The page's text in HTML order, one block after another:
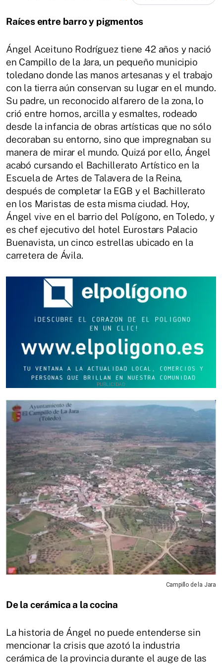
Raíces entre barro y pigmentos
Ángel Aceituno Rodríguez tiene 42 años y nació
en Campillo de la Jara, un pequeño municipio
toledano donde las manos artesanas y el trabajo
con la tierra aún conservan su lugar en el mundo.
Su padre, un reconocido alfarero de la zona, lo
crió entre hornos, arcilla y esmaltes, rodeado
desde la infancia de obras artísticas que no sólo
decoraban su entorno, sino que impregnaban su
manera de mirar el mundo. Quizá por ello, Ángel
acabó cursando el Bachillerato Artístico en la
Escuela de Artes de Talavera de la Reina,
después de completar la EGB y el Bachillerato
en los Maristas de esta misma ciudad. Hoy,
Ángel vive en el barrio del Polígono, en Toledo, y
es chef ejecutivo del hotel Eurostars Palacio
Buenavista, un cinco estrellas ubicado en la
carretera de Ávila.
Campillo de la Jara
De la cerámica a la cocina
La historia de Ángel no puede entenderse sin
mencionar la crisis que azotó la industria
cerámica de la provincia durante el auge de las